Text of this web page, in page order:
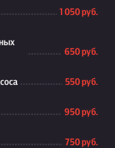
1 050 руб.
650 руб.
550 руб.
950 руб.
750 руб.